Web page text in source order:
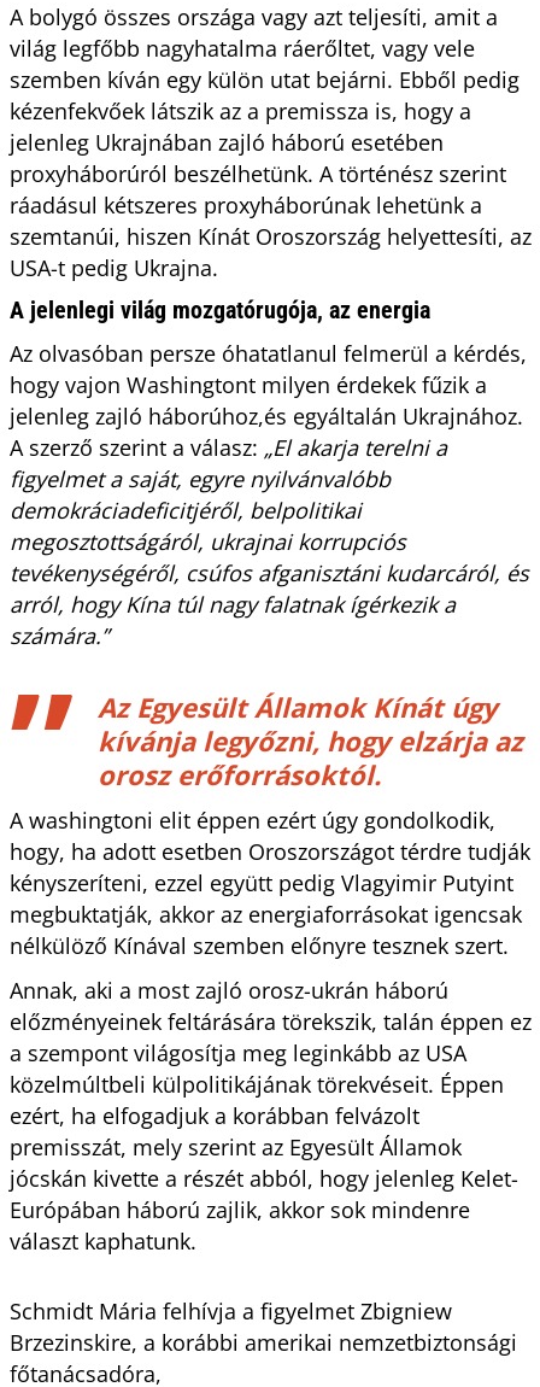
A bolygó összes országa vagy azt teljesíti, amit a
világ legfőbb nagyhatalma ráerőltet, vagy vele
szemben kíván egy külön utat bejárni. Ebből pedig
kézenfekvőek látszik az a premissza is, hogy a
jelenleg Ukrajnában zajló háború esetében
proxyháborúról beszélhetünk. A történész szerint
ráadásul kétszeres proxyháborúnak lehetünk a
szemtanúi, hiszen Kínát Oroszország helyettesíti, az
USA-t pedig Ukrajna.
A jelenlegi világ mozgatórugója, az energia
Az olvasóban persze óhatatlanul felmerül a kérdés,
hogy vajon Washingtont milyen érdekek fűzik a
jelenleg zajló háborúhoz,és egyáltalán Ukrajnához.
A szerző szerint a válasz: „El akarja terelni a
figyelmet a saját, egyre nyilvánvalóbb
demokráciadeficitjéről, belpolitikai
megosztottságáról, ukrajnai korrupciós
tevékenységéről, csúfos afganisztáni kudarcáról, és
arról, hogy Kína túl nagy falatnak ígérkezik a
számára.”
Az Egyesült Államok Kínát úgy
kívánja legyőzni, hogy elzárja az
orosz erőforrásoktól.
A washingtoni elit éppen ezért úgy gondolkodik,
hogy, ha adott esetben Oroszországot térdre tudják
kényszeríteni, ezzel együtt pedig Vlagyimir Putyint
megbuktatják, akkor az energiaforrásokat igencsak
nélkülöző Kínával szemben előnyre tesznek szert.
Annak, aki a most zajló orosz-ukrán háború
előzményeinek feltárására törekszik, talán éppen ez
a szempont világosítja meg leginkább az USA
közelmúltbeli külpolitikájának törekvéseit. Éppen
ezért, ha elfogadjuk a korábban felvázolt
premisszát, mely szerint az Egyesült Államok
jócskán kivette a részét abból, hogy jelenleg Kelet-
Európában háború zajlik, akkor sok mindenre
választ kaphatunk.
Schmidt Mária felhívja a figyelmet Zbigniew
Brzezinskire, a korábbi amerikai nemzetbiztonsági
főtanácsadóra,